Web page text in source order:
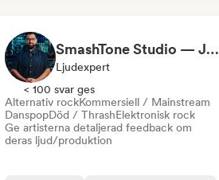
SmashTone Studio — Julien Meirone
Ljudexpert
< 100 svar ges
Alternativ rockKommersiell / Mainstream
DanspopDöd / ThrashElektronisk rock
Ge artisterna detaljerad feedback om
deras ljud/produktion